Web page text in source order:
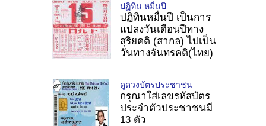
ปฏิทิน หมื่นปี
ปฏิทินหมื่นปี เป็นการ
แปลงวันเดือนปีทาง
สุริยคติ (สากล) ไปเป็น
วันทางจันทรคติ(ไทย)
ดูดวงบัตรประชาชน
กรุณาใส่เลขรหัสบัตร
ประจำตัวประชาชนมี
13 ตัว